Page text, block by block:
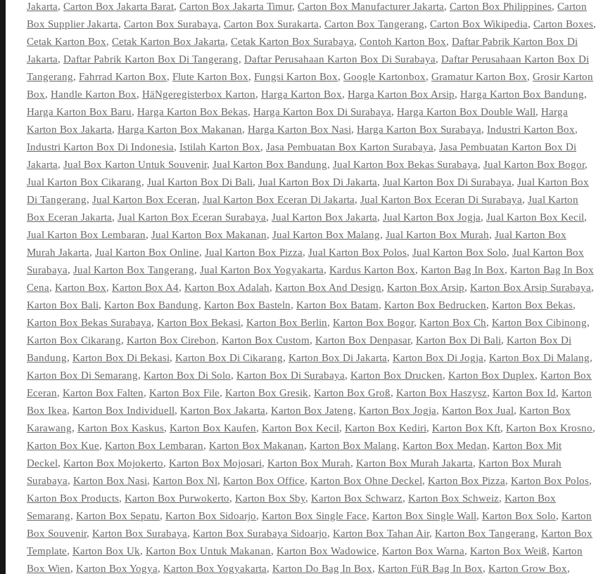
Jakarta, Carton Box Jakarta Barat, Carton Box Jakarta Timur, Carton Box Manufacturer Jakarta, Carton Box Philippines, Carton
Box Supplier Jakarta, Carton Box Surabaya, Carton Box Surakarta, Carton Box Tangerang, Carton Box Wikipedia, Carton Boxes,
Cetak Karton Box, Cetak Karton Box Jakarta, Cetak Karton Box Surabaya, Contoh Karton Box, Daftar Pabrik Karton Box Di
Jakarta, Daftar Pabrik Karton Box Di Tangerang, Daftar Perusahaan Karton Box Di Surabaya, Daftar Perusahaan Karton Box Di
Tangerang, Fahrrad Karton Box, Flute Karton Box, Fungsi Karton Box, Google Kartonbox, Gramatur Karton Box, Grosir Karton
Box, Handle Karton Box, HäNgeregisterbox Karton, Harga Karton Box, Harga Karton Box Arsip, Harga Karton Box Bandung,
Harga Karton Box Baru, Harga Karton Box Bekas, Harga Karton Box Di Surabaya, Harga Karton Box Double Wall, Harga
Karton Box Jakarta, Harga Karton Box Makanan, Harga Karton Box Nasi, Harga Karton Box Surabaya, Industri Karton Box,
Industri Karton Box Di Indonesia, Istilah Karton Box, Jasa Pembuatan Box Karton Surabaya, Jasa Pembuatan Karton Box Di
Jakarta, Jual Box Karton Untuk Souvenir, Jual Karton Box Bandung, Jual Karton Box Bekas Surabaya, Jual Karton Box Bogor,
Jual Karton Box Cikarang, Jual Karton Box Di Bali, Jual Karton Box Di Jakarta, Jual Karton Box Di Surabaya, Jual Karton Box
Di Tangerang, Jual Karton Box Eceran, Jual Karton Box Eceran Di Jakarta, Jual Karton Box Eceran Di Surabaya, Jual Karton
Box Eceran Jakarta, Jual Karton Box Eceran Surabaya, Jual Karton Box Jakarta, Jual Karton Box Jogja, Jual Karton Box Kecil,
Jual Karton Box Lembaran, Jual Karton Box Makanan, Jual Karton Box Malang, Jual Karton Box Murah, Jual Karton Box
Murah Jakarta, Jual Karton Box Online, Jual Karton Box Pizza, Jual Karton Box Polos, Jual Karton Box Solo, Jual Karton Box
Surabaya, Jual Karton Box Tangerang, Jual Karton Box Yogyakarta, Kardus Karton Box, Karton Bag In Box, Karton Bag In Box
Cena, Karton Box, Karton Box A4, Karton Box Adalah, Karton Box And Design, Karton Box Arsip, Karton Box Arsip Surabaya,
Karton Box Bali, Karton Box Bandung, Karton Box Basteln, Karton Box Batam, Karton Box Bedrucken, Karton Box Bekas,
Karton Box Bekas Surabaya, Karton Box Bekasi, Karton Box Berlin, Karton Box Bogor, Karton Box Ch, Karton Box Cibinong,
Karton Box Cikarang, Karton Box Cirebon, Karton Box Custom, Karton Box Denpasar, Karton Box Di Bali, Karton Box Di
Bandung, Karton Box Di Bekasi, Karton Box Di Cikarang, Karton Box Di Jakarta, Karton Box Di Jogja, Karton Box Di Malang,
Karton Box Di Semarang, Karton Box Di Solo, Karton Box Di Surabaya, Karton Box Drucken, Karton Box Duplex, Karton Box
Eceran, Karton Box Falten, Karton Box File, Karton Box Gresik, Karton Box Groß, Karton Box Haszysz, Karton Box Id, Karton
Box Ikea, Karton Box Individuell, Karton Box Jakarta, Karton Box Jateng, Karton Box Jogja, Karton Box Jual, Karton Box
Karawang, Karton Box Kaskus, Karton Box Kaufen, Karton Box Kecil, Karton Box Kediri, Karton Box Kft, Karton Box Krosno,
Karton Box Kue, Karton Box Lembaran, Karton Box Makanan, Karton Box Malang, Karton Box Medan, Karton Box Mit
Deckel, Karton Box Mojokerto, Karton Box Mojosari, Karton Box Murah, Karton Box Murah Jakarta, Karton Box Murah
Surabaya, Karton Box Nasi, Karton Box Nl, Karton Box Office, Karton Box Ohne Deckel, Karton Box Pizza, Karton Box Polos,
Karton Box Products, Karton Box Purwokerto, Karton Box Sby, Karton Box Schwarz, Karton Box Schweiz, Karton Box
Semarang, Karton Box Sepatu, Karton Box Sidoarjo, Karton Box Single Face, Karton Box Single Wall, Karton Box Solo, Karton
Box Souvenir, Karton Box Surabaya, Karton Box Surabaya Sidoarjo, Karton Box Tahan Air, Karton Box Tangerang, Karton Box
Template, Karton Box Uk, Karton Box Untuk Makanan, Karton Box Wadowice, Karton Box Warna, Karton Box Weiß, Karton
Box Wien, Karton Box Yogya, Karton Box Yogyakarta, Karton Do Bag In Box, Karton FüR Bag In Box, Karton Grow Box,